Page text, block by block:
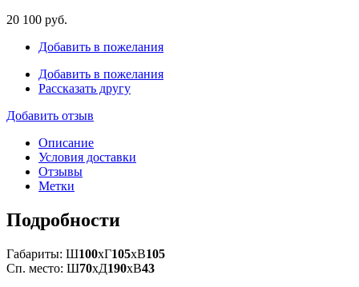
20 100 руб.
Добавить в пожелания
Добавить в пожелания
Рассказать другу
Добавить отзыв
Описание
Условия доставки
Отзывы
Метки
Подробности
Габариты: Ш100xГ105xВ105
Сп. место: Ш70xД190xВ43